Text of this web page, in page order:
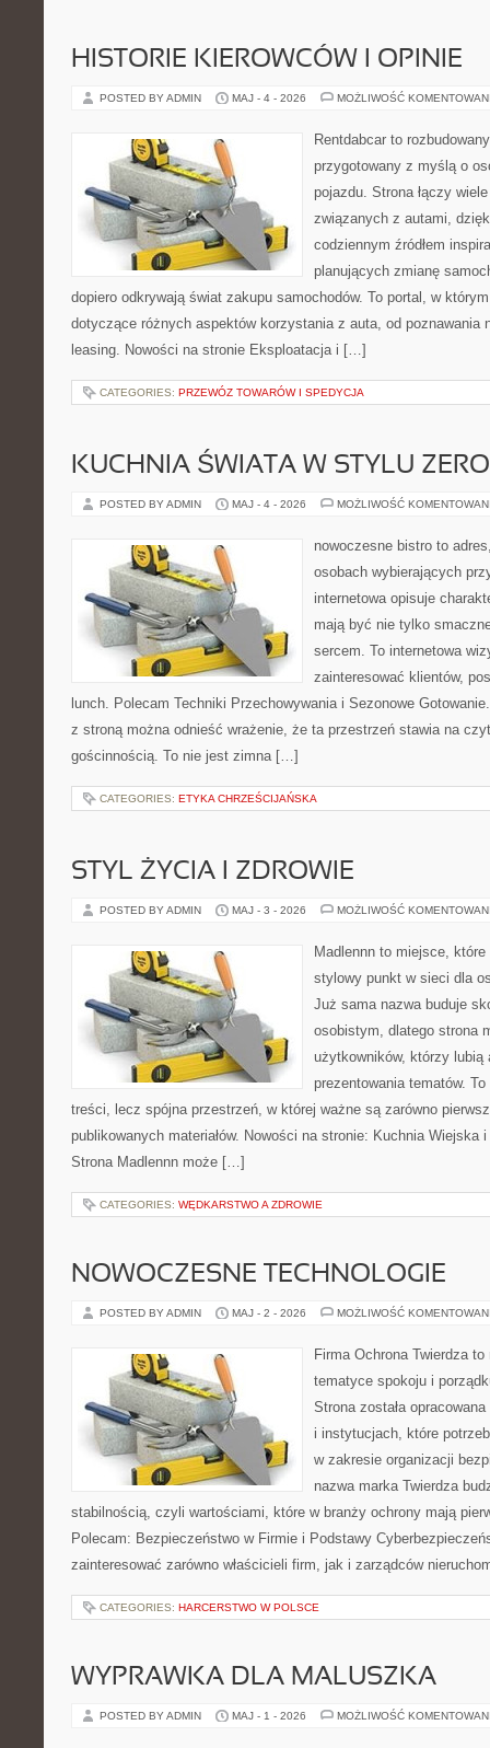
HISTORIE KIEROWCÓW I OPINIE
POSTED BY ADMIN MAJ - 4 - 2026 MOŻLIWOŚĆ
Rentdabcar to
przygotowany z myślą o
pojazdu. Strona łączy
związanych z autami,
codziennym źródłem
planujących zmianę
dopiero odkrywają świat zakupu samochodów. To portal, w
dotyczące różnych aspektów korzystania z auta, od poznawania
leasing. Nowości na stronie Eksploatacja i […]
CATEGORIES: PRZEWÓZ TOWARÓW I SPEDYCJA
KUCHNIA ŚWIATA W STYLU
POSTED BY ADMIN MAJ - 4 - 2026 MOŻLIWOŚĆ
nowoczesne bistro to
osobach wybierających
internetowa opisuje
mają być nie tylko
sercem. To internetowa
zainteresować klientów,
lunch. Polecam Techniki Przechowywania i Sezonowe
z stroną można odnieść wrażenie, że ta przestrzeń stawia na
gościnnością. To nie jest zimna […]
CATEGORIES: ETYKA CHRZEŚCIJAŃSKA
STYL ŻYCIA I ZDROWIE
POSTED BY ADMIN MAJ - 3 - 2026 MOŻLIWOŚĆ
Madlennn to miejsce,
stylowy punkt w sieci dla
Już sama nazwa buduje
osobistym, dlatego strona
użytkowników, którzy lubią
prezentowania tematów.
treści, lecz spójna przestrzeń, w której ważne są zarówno
publikowanych materiałów. Nowości na stronie: Kuchnia Wiejska
Strona Madlennn może […]
CATEGORIES: WĘDKARSTWO A ZDROWIE
NOWOCZESNE TECHNOLOGIE
POSTED BY ADMIN MAJ - 2 - 2026 MOŻLIWOŚĆ
Firma Ochrona Twierdza
tematyce spokoju i
Strona została
i instytucjach, które
w zakresie organizacji
nazwa marka Twierdza
stabilnością, czyli wartościami, które w branży ochrony mają
Polecam: Bezpieczeństwo w Firmie i Podstawy
zainteresować zarówno właścicieli firm, jak i zarządców
CATEGORIES: HARCERSTWO W POLSCE
WYPRAWKA DLA MALUSZKA
POSTED BY ADMIN MAJ - 1 - 2026 MOŻLIWOŚĆ